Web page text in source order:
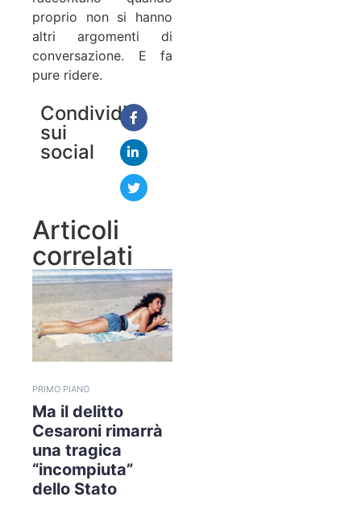
proprio non si hanno
altri argomenti di
conversazione. E fa
pure ridere.
Condividi
sui
social
Articoli
correlati
PRIMO PIANO
Ma il delitto
Cesaroni rimarrà
una tragica
“incompiuta”
dello Stato